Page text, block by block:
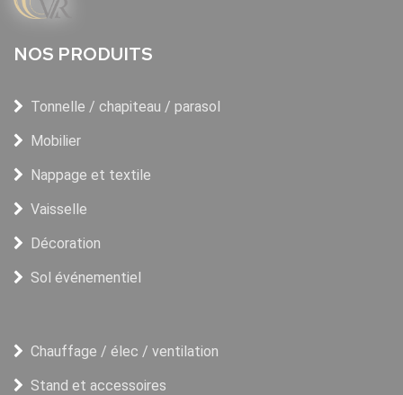
NOS PRODUITS
Tonnelle / chapiteau / parasol
Mobilier
Nappage et textile
Vaisselle
Décoration
Sol événementiel
Chauffage / élec / ventilation
Stand et accessoires